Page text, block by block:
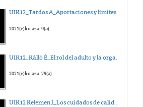
UIK12_Tardos A_Aportaciones y límites en la aplicación y comunicación del pensamiento de Pikler
2021(e)ko aza. 9(a)
2021(e)ko aza. 29(a)
UIK12 Kelemen J_Los cuidados de calidad en 0-3